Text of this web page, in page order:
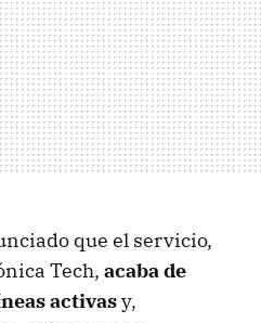
que el servicio,
Tech, acaba de
activasy,